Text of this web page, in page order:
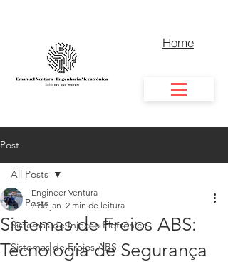
Home
Post
All Posts
Sistemas de Injeção Eletrônica
Sistemas de Freios ABS
All Posts
Sistemas de Freios ABS:
Tecnologia de Segurança
Engineer Ventura
7 de jan. 2 min de leitura